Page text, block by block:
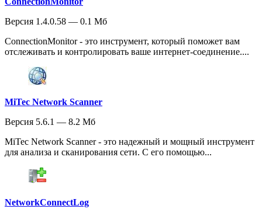
Версия 1.4.0.58 — 0.1 Мб
ConnectionMonitor - это инструмент, который поможет вам
отслеживать и контролировать ваше интернет-соединение....
MiTec Network Scanner
Версия 5.6.1 — 8.2 Мб
MiTec Network Scanner - это надежный и мощный инструмент
для анализа и сканирования сети. С его помощью...
NetworkConnectLog